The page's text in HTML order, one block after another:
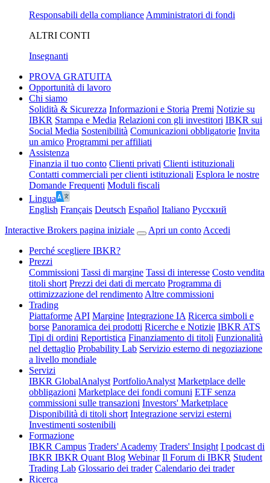
Responsabili della compliance Amministratori di fondi
ALTRI CONTI
Insegnanti
PROVA GRATUITA
Opportunità di lavoro
Chi siamo
Solidità & Sicurezza Informazioni e Storia Premi Notizie su
IBKR Stampa e Media Relazioni con gli investitori IBKR sui
Social Media Sostenibilità Comunicazioni obbligatorie Invita
un amico Programmi per affiliati
Assistenza
Finanzia il tuo conto Clienti privati Clienti istituzionali
Contatti commerciali per clienti istituzionali Esplora le nostre
Domande Frequenti Moduli fiscali
Lingua
English Français Deutsch Español Italiano Pусский
Interactive Brokers pagina iniziale
Apri un conto Accedi
Perché scegliere IBKR?
Prezzi
Commissioni Tassi di margine Tassi di interesse Costo vendita
titoli short Prezzi dei dati di mercato Programma di
ottimizzazione del rendimento Altre commissioni
Trading
Piattaforme API Margine Integrazione IA Ricerca simboli e
borse Panoramica dei prodotti Ricerche e Notizie IBKR ATS
Tipi di ordini Reportistica Finanziamento di titoli Funzionalità
nel dettaglio Probability Lab Servizio esterno di negoziazione
a livello mondiale
Servizi
IBKR GlobalAnalyst PortfolioAnalyst Marketplace delle
obbligazioni Marketplace dei fondi comuni ETF senza
commissioni sulle transazioni Investors' Marketplace
Disponibilità di titoli short Integrazione servizi esterni
Investimenti sostenibili
Formazione
IBKR Campus Traders' Academy Traders' Insight I podcast di
IBKR IBKR Quant Blog Webinar Il Forum di IBKR Student
Trading Lab Glossario dei trader Calendario dei trader
Ricerca